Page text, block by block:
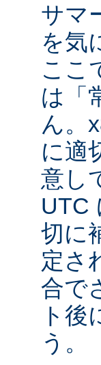
サマ
を気
ここ
は「
ん。
に適
意し
UTC
切に
定さ
合で
ト
う。